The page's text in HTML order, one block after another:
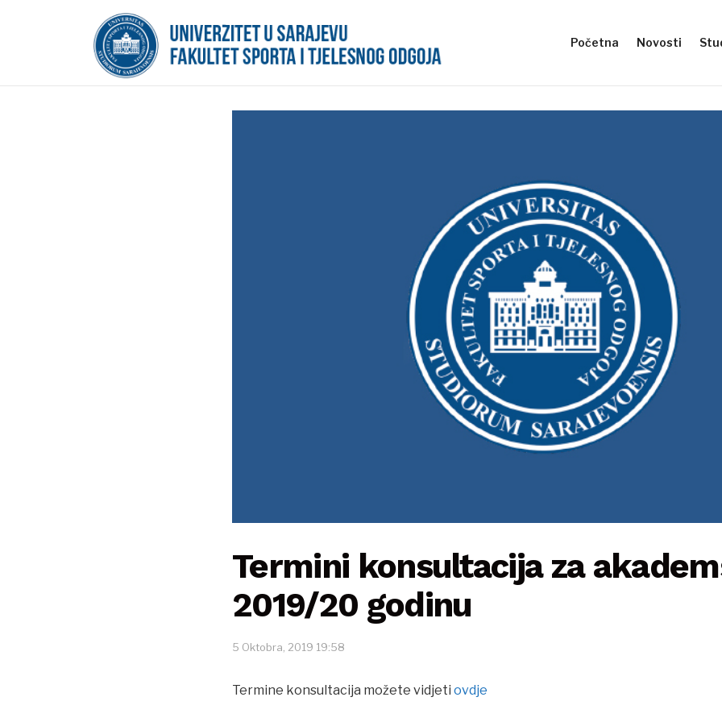
Početna Novosti
Termini konsultacija za
2019/20 godinu
5 Oktobra, 2019 19:58
Termine konsultacija možete vidjeti ovdje